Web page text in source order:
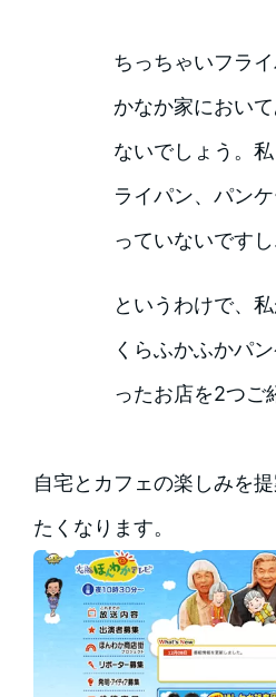
ちっちゃいフラ
かなか家におい
ないでしょう。
ライパン、パン
っていないです
というわけで、
くらふかふかパ
ったお店を2つご
自宅とカフェの楽しみを
たくなります。